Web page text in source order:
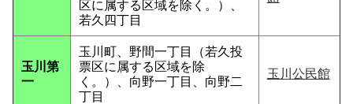
区に属する区域を除く。）、
若久四丁目
玉川第
一
玉川町、野間一丁目（若久投
票区に属する区域を除
く。）、向野一丁目、向野二
丁目
玉川公民館